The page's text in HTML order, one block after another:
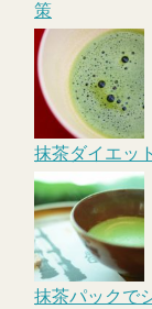
策
抹茶ダイエッ
抹茶パックで